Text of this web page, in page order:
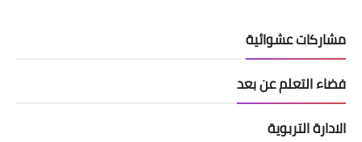
مشاركات عشوائية
فضاء التعلم عن بعد
الادارة التربوية